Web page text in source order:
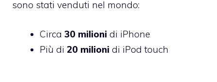
sono stati venduti nel mondo:
Circa 30 milioni di iPhone
Più di 20 milioni di iPod touch